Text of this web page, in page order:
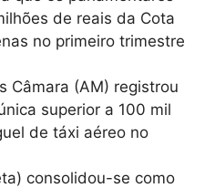
de reais da Cota
no primeiro trimestre
Câmara (AM) registrou
superior a 100 mil
de táxi aéreo no
consolidou-se como